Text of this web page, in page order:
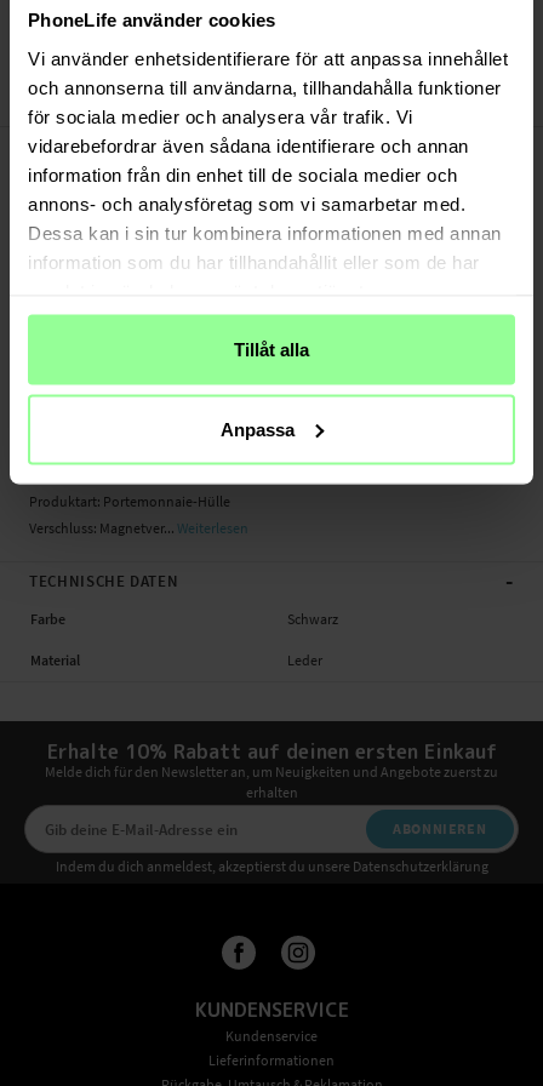
PhoneLife använder cookies
Vi använder enhetsidentifierare för att anpassa innehållet
och annonserna till användarna, tillhandahålla funktioner
för sociala medier och analysera vår trafik. Vi
vidarebefordrar även sådana identifierare och annan
information från din enhet till de sociala medier och
annons- och analysföretag som vi samarbetar med.
Dessa kan i sin tur kombinera informationen med annan
information som du har tillhandahållit eller som de har
Tillåt alla
Anpassa
Bezahle sicher via Klarna oder PayPal
30 Tage Rückgaberecht
Art number :50837 Mobique
PRODUKTBESCHREIBUNG
Diese stilechte Portemonnaie-Hülle aus Echtleder schützt dein Handy vor
unnötigen Gebrauchsspuren und Schäden. Dank der eingebauten
Standfunktion kannst du dir bequem Filme und Sportübertragungen ansehen.
Du bist unterwegs? Kein Problem! Diese Hülle bietet genug Platz für Karten und
- mit Fächern für Karten und Geldscheine
- Stilechte Hülle aus echtem Leder
Produktart: Portemonnaie-Hülle
Verschluss: Magnetver... Weiterlesen
TECHNISCHE DATEN -
Farbe Schwarz
Material Leder
Erhalte 10% Rabatt auf deinen ersten Einkauf
Melde dich für den Newsletter an, um Neuigkeiten und Angebote zuerst zu
erhalten
ABONNIEREN
Indem du dich anmeldest, akzeptierst du unsere Datenschutzerklärung
KUNDENSERVICE
Kundenservice
Lieferinformationen